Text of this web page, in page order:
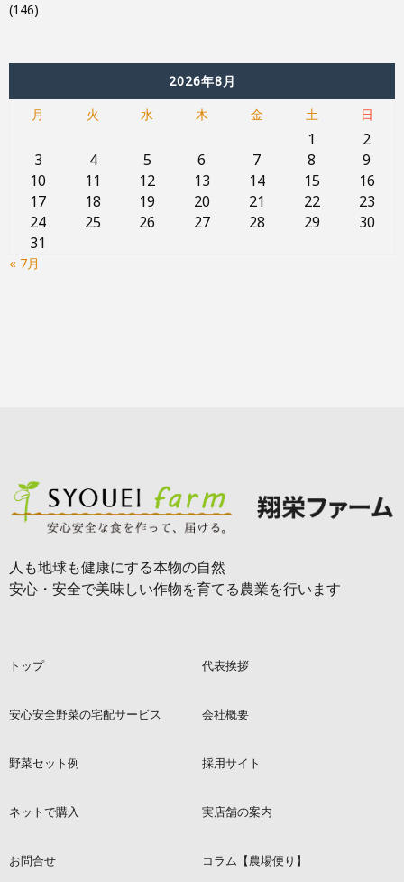
(146)
2026年8月
月
火 水 木 金 土 日
1
2
3
4 5 6 7 8
9
10
11 12 13 14 15
16
17
18 19 20 21 22
23
24
25 26 27 28 29
30
31
« 7月
人も地球も健康にする本物の自然
安心・安全で美味しい作物を育てる農業を行います
トップ 代表挨拶
安心安全野菜の宅配サービス 会社概要
野菜セット例 採用サイト
ネットで購入 実店舗の案内
お問合せ コラム【農場便り】